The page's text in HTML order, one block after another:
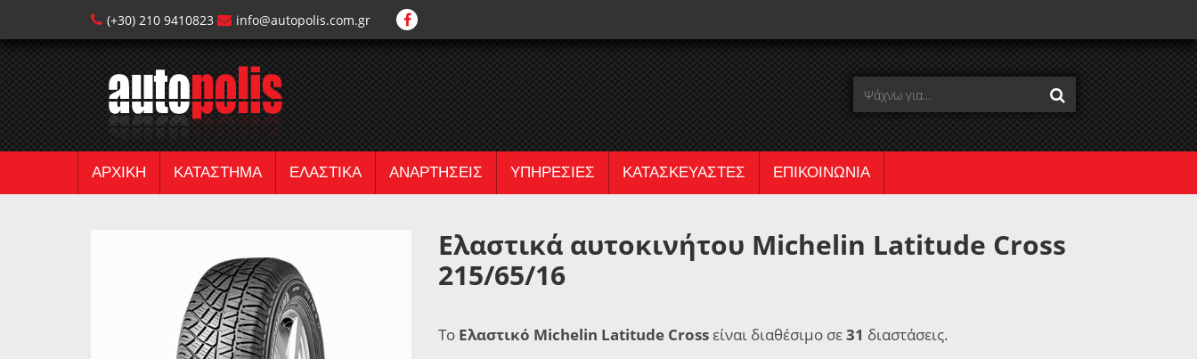
(+30) 210 9410823 info@autopolis.com.gr
ΑΡΧΙΚΗ ΚΑΤΑΣΤΗΜΑ ΕΛΑΣΤΙΚΑ ΑΝΑΡΤΗΣΕΙΣ ΥΠΗΡΕΣΙΕΣ ΚΑΤΑΣΚΕΥΑΣΤΕΣ ΕΠΙΚΟΙΝΩΝΙΑ
Ελαστικά αυτοκινήτου Michelin Latitude Cross
215/65/16
Το Ελαστικό Michelin Latitude Crossείναι διαθέσιμο σε31 διαστάσεις.